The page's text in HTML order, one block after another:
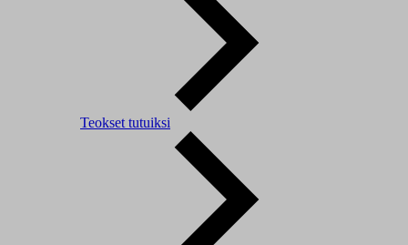
Teokset tutuiksi